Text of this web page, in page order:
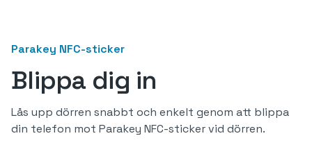
Parakey NFC-sticker
Blippa dig in
Lås upp dörren snabbt och enkelt genom att blippa
din telefon mot Parakey NFC-sticker vid dörren.